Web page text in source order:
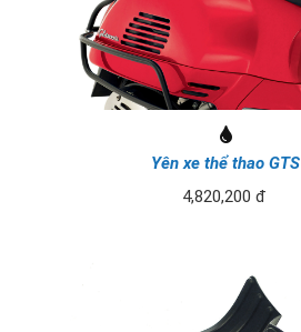
Yên xe thể thao GTS
4,820,200 đ